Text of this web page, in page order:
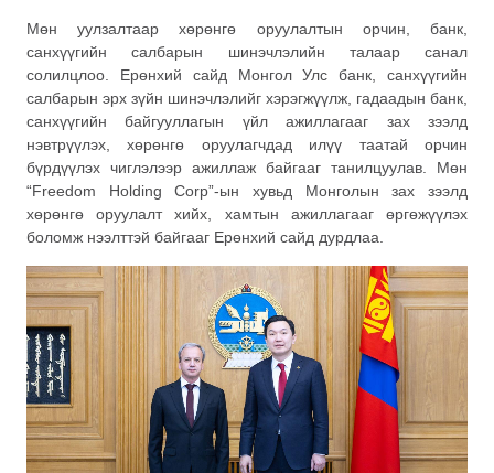
Мөн уулзалтаар хөрөнгө оруулалтын орчин, банк,
санхүүгийн салбарын шинэчлэлийн талаар санал
солилцлоо. Ерөнхий сайд Монгол Улс банк, санхүүгийн
салбарын эрх зүйн шинэчлэлийг хэрэгжүүлж, гадаадын банк,
санхүүгийн байгууллагын үйл ажиллагааг зах зээлд
нэвтрүүлэх, хөрөнгө оруулагчдад илүү таатай орчин
бүрдүүлэх чиглэлээр ажиллаж байгааг танилцуулав. Мөн
“Freedom Holding Corp”-ын хувьд Монголын зах зээлд
хөрөнгө оруулалт хийх, хамтын ажиллагааг өргөжүүлэх
боломж нээлттэй байгааг Ерөнхий сайд дурдлаа.